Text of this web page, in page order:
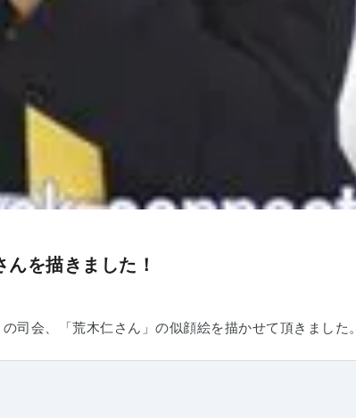
を描きました！
司会、「荒木仁さん」の似顔絵を描かせて頂きました。